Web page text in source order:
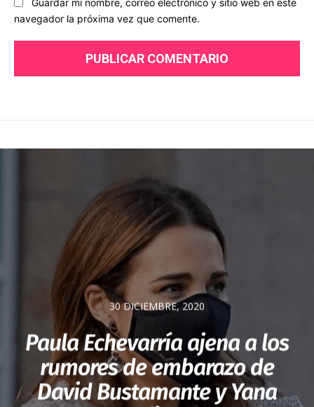
Guardar mi nombre, correo electrónico y sitio web en este
navegador la próxima vez que comente.